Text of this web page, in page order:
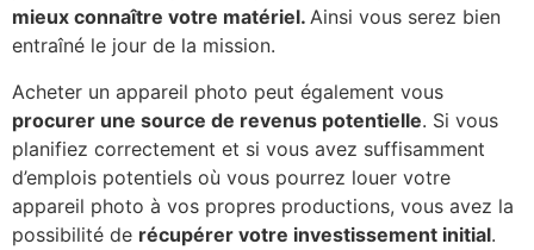
mieux connaître votre matériel. Ainsi vous serez bien
entraîné le jour de la mission.
Acheter un appareil photo peut également vous
procurer une source de revenus potentielle. Si vous
planifiez correctement et si vous avez suffisamment
d’emplois potentiels où vous pourrez louer votre
appareil photo à vos propres productions, vous avez la
possibilité de récupérer votre investissement initial.